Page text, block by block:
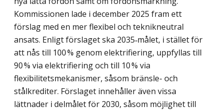
Kommissionen lade i december 2025 fram ett
förslag med en mer flexibel och teknikneutral
ansats. Enligt förslaget ska 2035‑målet, i stället för
att nås till 100 % genom elektrifiering, uppfyllas till
90 % via elektrifiering och till 10 % via
flexibilitetsmekanismer, såsom bränsle- och
stålkrediter. Förslaget innehåller även vissa
lättnader i delmålet för 2030, såsom möjlighet till